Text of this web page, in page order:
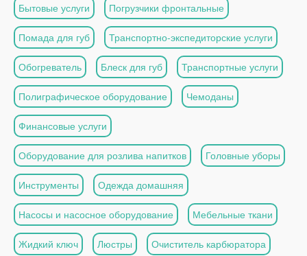
Бытовые услуги Погрузчики фронтальные
Помада для губ Транспортно-экспедиторские услуги
Обогреватель Блеск для губ Транспортные услуги
Полиграфическое оборудование Чемоданы
Финансовые услуги
Оборудование для розлива напитков Головные уборы
Инструменты Одежда домашняя
Насосы и насосное оборудование Мебельные ткани
Жидкий ключ Люстры Очиститель карбюратора